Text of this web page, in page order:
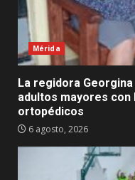
Mérida
La regidora
adultos mayores
ortopédicos
6 agosto, 2026